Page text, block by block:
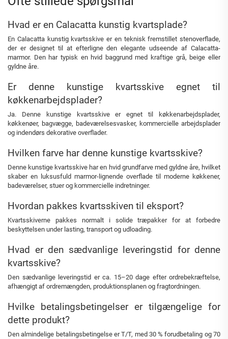
Hvad er en Calacatta kunstig kvartsplade?
En Calacatta kunstig kvartsskive er en teknisk fremstillet stenoverflade,
der er designet til at efterligne den elegante udseende af Calacatta-
marmor. Den har typisk en hvid baggrund med kraftige grå, beige eller
gyldne åre.
Er denne kunstige kvartsskive egnet til
køkkenarbejdsplader?
Ja. Denne kunstige kvartsskive er egnet til køkkenarbejdsplader,
køkkenøer, bagvægge, badeværelsesvasker, kommercielle arbejdsplader
og indendørs dekorative overflader.
Hvilken farve har denne kunstige kvartsskive?
Denne kunstige kvartsskive har en hvid grundfarve med gyldne åre, hvilket
skaber en luksusfuld marmor-lignende overflade til moderne køkkener,
badeværelser, stuer og kommercielle indretninger.
Hvordan pakkes kvartsskiven til eksport?
Kvartsskiverne pakkes normalt i solide træpakker for at forbedre
beskyttelsen under lasting, transport og udloading.
Hvad er den sædvanlige leveringstid for denne
kvartsskive?
Den sædvanlige leveringstid er ca. 15–20 dage efter ordrebekræftelse,
afhængigt af ordremængden, produktionsplanen og fragtordningen.
Hvilke betalingsbetingelser er tilgængelige for
dette produkt?
Den almindelige betalingsbetingelse er T/T, med 30 % forudbetaling og 70